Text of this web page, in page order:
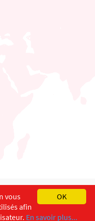
OK
vous
afin
En savoir plus...